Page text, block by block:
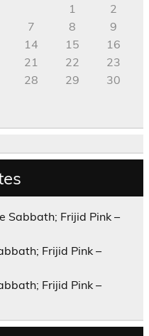
1
2
7 8
9
14 15
16
21 22
23
28 29
30
Sabbath; Frijid Pink –
Frijid Pink –
Frijid Pink –